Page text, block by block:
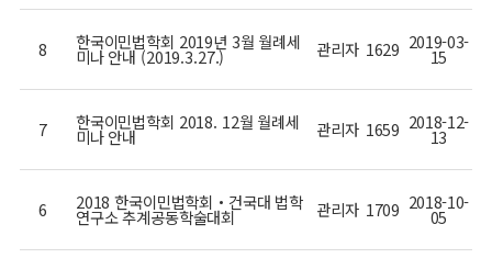
8 한국이민법학회 2019년 3월 월례세
미나 안내 (2019.3.27.) 관리자 1629 2019-03-
15
7 한국이민법학회 2018. 12월 월례세
미나 안내 관리자 1659 2018-12-
13
6 2018 한국이민법학회・건국대 법학
연구소 추계공동학술대회 관리자 1709 2018-10-
05